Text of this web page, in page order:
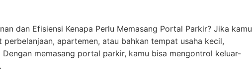
dan Efisiensi Kenapa Perlu Memasang Portal Parkir? Jika kamu
apartemen, atau bahkan tempat usaha kecil,
memasang portal parkir, kamu bisa mengontrol keluar-